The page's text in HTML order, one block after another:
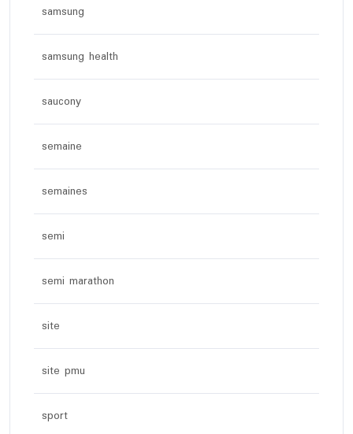
samsung
samsung health
saucony
semaine
semaines
semi
semi marathon
site
site pmu
sport